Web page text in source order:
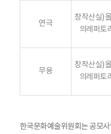
연극
창작산실)
의레퍼토
무용
창작산실)
의레퍼토
한국문화예술위원회는 공모